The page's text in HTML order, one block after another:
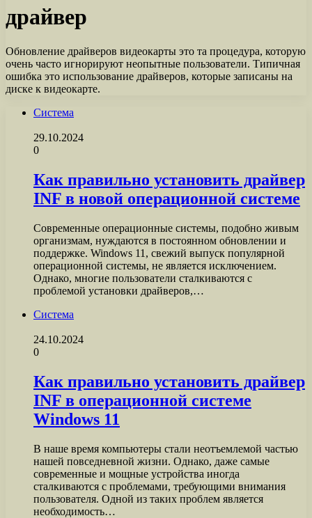
драйвер
Обновление драйверов видеокарты это та процедура, которую
очень часто игнорируют неопытные пользователи. Типичная
ошибка это использование драйверов, которые записаны на
диске к видеокарте.
Система
29.10.2024
0
Как правильно установить драйвер
INF в новой операционной системе
Современные операционные системы, подобно живым
организмам, нуждаются в постоянном обновлении и
поддержке. Windows 11, свежий выпуск популярной
операционной системы, не является исключением.
Однако, многие пользователи сталкиваются с
проблемой установки драйверов,…
Система
24.10.2024
0
Как правильно установить драйвер
INF в операционной системе
Windows 11
В наше время компьютеры стали неотъемлемой частью
нашей повседневной жизни. Однако, даже самые
современные и мощные устройства иногда
сталкиваются с проблемами, требующими внимания
пользователя. Одной из таких проблем является
необходимость…